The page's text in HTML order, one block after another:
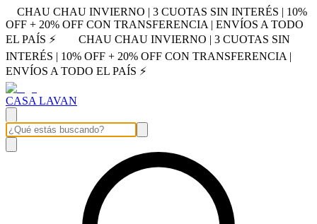
CHAU CHAU INVIERNO | 3 CUOTAS SIN INTERÉS | 10%
OFF + 20% OFF CON TRANSFERENCIA | ENVÍOS A TODO
EL PAÍS ⚡
CHAU CHAU INVIERNO | 3 CUOTAS SIN
INTERÉS | 10% OFF + 20% OFF CON TRANSFERENCIA |
ENVÍOS A TODO EL PAÍS ⚡
CASA LAVAN